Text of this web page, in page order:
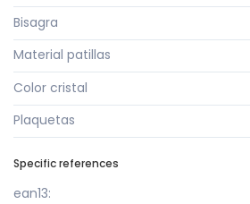
Bisagra
Material patillas
Color cristal
Plaquetas
Specific references
ean13: